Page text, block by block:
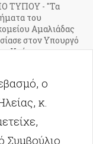
ΤΥΠΟΥ - "Τα
του
Αμαλιάδας
στον Υπουργό
ο Χρήστος
οι προθέσεις του
για το μέλλον
ο
κ.
Συμβούλιο